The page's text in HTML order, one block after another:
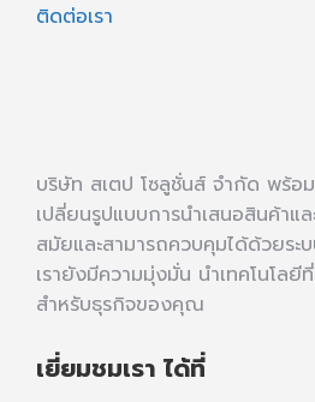
ติดต่อเรา
บริษัท สเตป โซลูชั่นส์ จำกัด พร้อม
เปลี่ยนรูปแบบการนำเสนอสินค้าแ
สมัยและสามารถควบคุมได้ด้วยร
เรายังมีความมุ่งมั่น นำเทคโนโล
สำหรับธุรกิจของคุณ
เยี่ยมชมเรา ได้ที่